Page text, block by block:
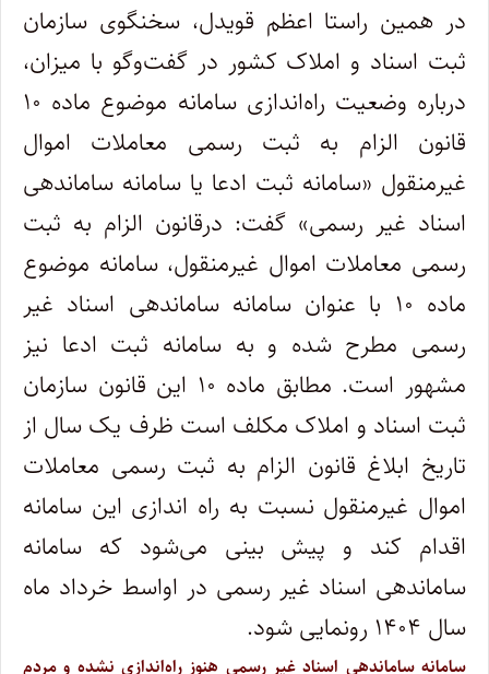
در همین راستا اعظم قویدل، سخنگوی سازمان
ثبت اسناد و املاک کشور در گفت‌و‌گو با میزان،
درباره وضعیت راه‌اندازی سامانه موضوع ماده ۱۰
قانون الزام به ثبت رسمی معاملات اموال
غیرمنقول «سامانه ثبت ادعا یا سامانه ساماندهی
اسناد غیر رسمی» گفت: درقانون الزام به ثبت
رسمی معاملات اموال غیرمنقول، سامانه موضوع
ماده ۱۰ با عنوان سامانه ساماندهی اسناد غیر
رسمی مطرح شده و به سامانه ثبت ادعا نیز
مشهور است. مطابق ماده ۱۰ این قانون سازمان
ثبت اسناد و املاک مکلف است ظرف یک سال از
تاریخ ابلاغ قانون الزام به ثبت رسمی معاملات
اموال غیرمنقول نسبت به راه اندازی این سامانه
اقدام کند و پیش بینی می‌شود که سامانه
ساماندهی اسناد غیر رسمی در اواسط خرداد ماه
سال ۱۴۰۴ رونمایی شود.
سامانه ساماندهی اسناد غیر رسمی هنوز راه‌اندازی نشده و مردم